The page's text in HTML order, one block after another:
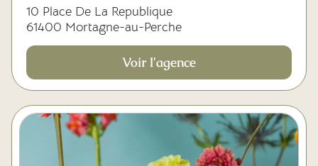
10 Place De La Republique
61400 Mortagne-au-Perche
Voir l'agence